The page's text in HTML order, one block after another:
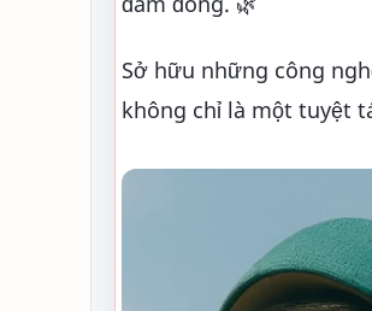
Sở hữu những công
không chỉ là một tuyệt